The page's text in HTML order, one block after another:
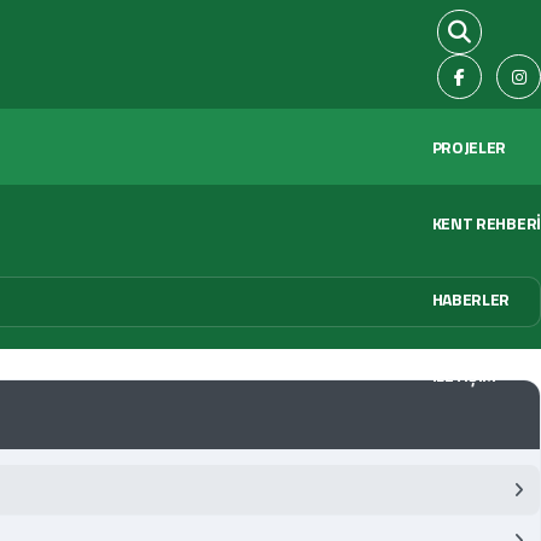
PROJELER
KENT REHBERİ
HABERLER
İLETİŞİM